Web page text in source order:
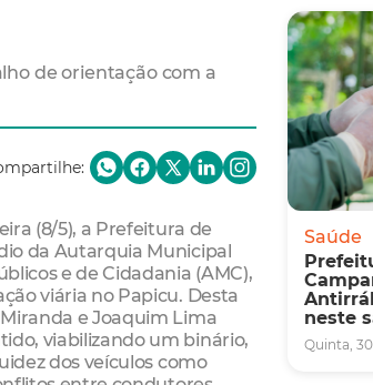
de orientação com a
(8/5), a Prefeitura de
da Autarquia Municipal
e de Cidadania (AMC),
viária no Papicu. Desta
e Joaquim Lima
viabilizando um binário,
dos veículos como
Saúde
neste
Quinta,